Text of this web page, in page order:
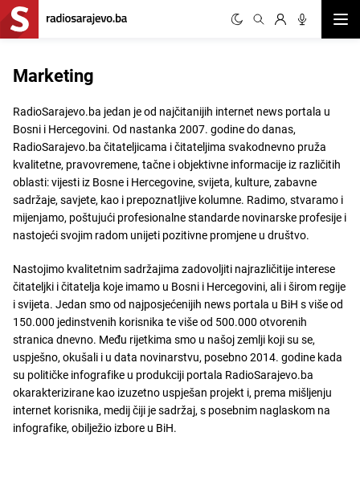
Marketing
RadioSarajevo.ba jedan je od najčitanijih internet news portala u
Bosni i Hercegovini. Od nastanka 2007. godine do danas,
RadioSarajevo.ba čitateljicama i čitateljima svakodnevno pruža
kvalitetne, pravovremene, tačne i objektivne informacije iz različitih
oblasti: vijesti iz Bosne i Hercegovine, svijeta, kulture, zabavne
sadržaje, savjete, kao i prepoznatljive kolumne. Radimo, stvaramo i
mijenjamo, poštujući profesionalne standarde novinarske profesije i
nastojeći svojim radom unijeti pozitivne promjene u društvo.
Nastojimo kvalitetnim sadržajima zadovoljiti najrazličitije interese
čitateljki i čitatelja koje imamo u Bosni i Hercegovini, ali i širom regije
i svijeta. Jedan smo od najposjećenijih news portala u BiH s više od
150.000 jedinstvenih korisnika te više od 500.000 otvorenih
stranica dnevno. Među rijetkima smo u našoj zemlji koji su se,
uspješno, okušali i u data novinarstvu, posebno 2014. godine kada
su političke infografike u produkciji portala RadioSarajevo.ba
okarakterizirane kao izuzetno uspješan projekt i, prema mišljenju
internet korisnika, medij čiji je sadržaj, s posebnim naglaskom na
infografike, obilježio izbore u BiH.